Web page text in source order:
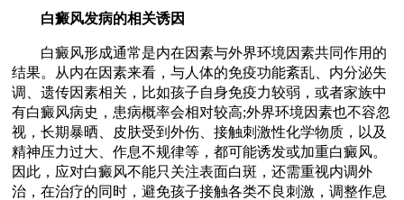
白癜风发病的相关诱因
白癜风形成通常是内在因素与外界环境因素共同作用的
结果。从内在因素来看，与人体的免疫功能紊乱、内分泌失
调、遗传因素相关，比如孩子自身免疫力较弱，或者家族中
有白癜风病史，患病概率会相对较高;外界环境因素也不容忽
视，长期暴晒、皮肤受到外伤、接触刺激性化学物质，以及
精神压力过大、作息不规律等，都可能诱发或加重白癜风。
因此，应对白癜风不能只关注表面白斑，还需重视内调外
治，在治疗的同时，避免孩子接触各类不良刺激，调整作息